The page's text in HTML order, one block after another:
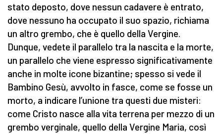
stato deposto, dove nessun cadavere è entrato,
dove nessuno ha occupato il suo spazio, richiama
un altro grembo, che è quello della Vergine.
Dunque, vedete il parallelo tra la nascita e la morte,
un parallelo che viene espresso significativamente
anche in molte icone bizantine; spesso si vede il
Bambino Gesù, avvolto in fasce, come se fosse un
morto, a indicare l’unione tra questi due misteri:
come Cristo nasce alla vita terrena per mezzo di un
grembo verginale, quello della Vergine Maria, così